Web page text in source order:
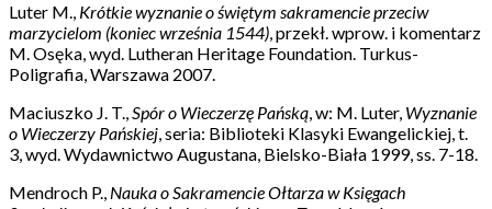
Luter M., Krótkie wyznanie o świętym sakramencie przeciw
marzycielom (koniec września 1544), przekł. wprow. i komentarz
M. Osęka, wyd. Lutheran Heritage Foundation. Turkus-
Poligrafia, Warszawa 2007.
Maciuszko J. T.,Spór o Wieczerzę Pańską, w: M. Luter, Wyznanie
o Wieczerzy Pańskiej, seria: Biblioteki Klasyki Ewangelickiej, t.
3, wyd. Wydawnictwo Augustana, Bielsko-Biała 1999, ss. 7-18.
Mendroch P., Nauka o Sakramencie Ołtarza w Księgach